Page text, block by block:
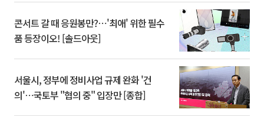
콘서트 갈 때 응원봉만?⋯'최애' 위한 필수
품 등장이오! [솔드아웃]
서울시, 정부에 정비사업 규제 완화 '건
의'⋯국토부 "협의 중" 입장만 [종합]